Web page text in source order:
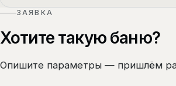
ЗАЯВКА
Хотите такую баню?
Опишите параметры — пришлём